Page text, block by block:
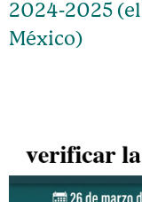
2024-2025
México)